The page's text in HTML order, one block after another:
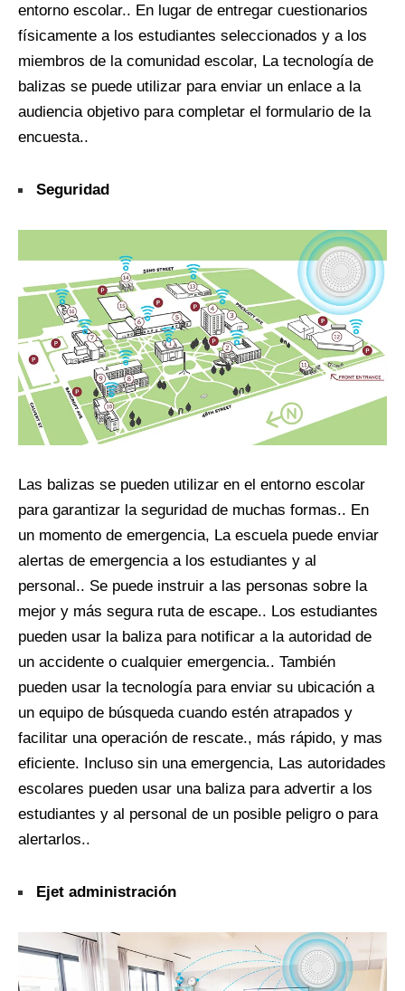
entorno escolar.. En lugar de entregar cuestionarios
físicamente a los estudiantes seleccionados y a los
miembros de la comunidad escolar, La tecnología de
balizas se puede utilizar para enviar un enlace a la
audiencia objetivo para completar el formulario de la
encuesta..
Seguridad
Las balizas se pueden utilizar en el entorno escolar
para garantizar la seguridad de muchas formas.. En
un momento de emergencia, La escuela puede enviar
alertas de emergencia a los estudiantes y al
personal.. Se puede instruir a las personas sobre la
mejor y más segura ruta de escape.. Los estudiantes
pueden usar la baliza para notificar a la autoridad de
un accidente o cualquier emergencia.. También
pueden usar la tecnología para enviar su ubicación a
un equipo de búsqueda cuando estén atrapados y
facilitar una operación de rescate., más rápido, y mas
eficiente. Incluso sin una emergencia, Las autoridades
escolares pueden usar una baliza para advertir a los
estudiantes y al personal de un posible peligro o para
alertarlos..
Ejet administración